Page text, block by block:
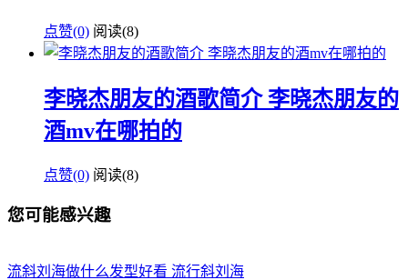
点赞(0) 阅读(8)
李晓杰朋友的酒歌简介 李晓杰朋友的
酒mv在哪拍的
点赞(0) 阅读(8)
您可能感兴趣
流斜刘海做什么发型好看 流行斜刘海